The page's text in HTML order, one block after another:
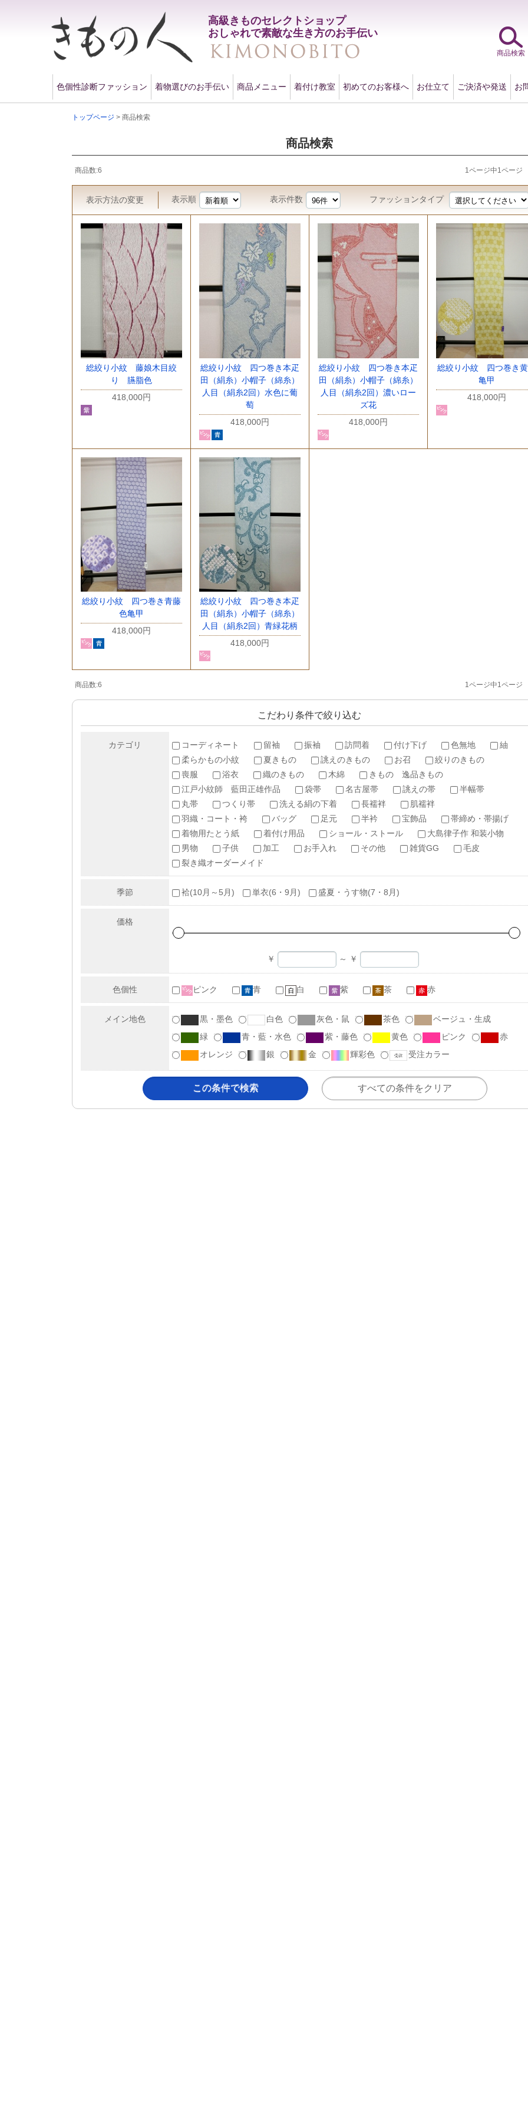
高級きものセレクトショップ
おしゃれで素敵な生き方のお手伝い
色個性診断ファッション 着物選びのお手伝い 商品メニュー 着付け教室 初めてのお客様へ お仕立て ご決済や発送 お
商品検索
トップページ > 商品検索
商品検索
商品数:6 1ページ中1ページ
表示方法の変更 表示順 表示件数 ファッションタイプ
総絞り小紋 藤娘木目絞
り 臙脂色
418,000円
総絞り小紋 四つ巻き本疋
田（絹糸）小帽子（綿糸）
人目（絹糸2回）水色に葡
萄
418,000円
総絞り小紋 四つ巻き本疋
田（絹糸）小帽子（綿糸）
人目（絹糸2回）濃いロー
ズ花
418,000円
総絞り小紋 四つ巻き
亀甲
418,000円
総絞り小紋 四つ巻き青藤
色亀甲
418,000円
総絞り小紋 四つ巻き本疋
田（絹糸）小帽子（綿糸）
人目（絹糸2回）青緑花柄
418,000円
商品数:6 1ページ中1ページ
こだわり条件で絞り込む
カテゴリ コーディネート 留袖 振袖 訪問着 付け下げ 色無地
紬
柔らかもの小紋
夏きもの 誂えのきもの お召
絞りのきもの
喪服
浴衣 織のきもの 木綿
きもの 逸品きもの
江戸小紋師 藍田正雄作品
袋帯 名古屋帯 誂えの帯
半幅帯
丸帯
つくり帯 洗える絹の下着 長襦袢
肌襦袢
羽織・コート・袴
バッグ 足元 半衿 宝飾品
帯締め・帯揚げ
着物用たとう紙
着付け用品 ショール・ストール
大島律子作 和装小物
男物
子供 加工 お手入れ その他 雑貨GG
毛皮
裂き織オーダーメイド
季節 袷(10月～5月) 単衣(6・9月) 盛夏・うす物(7・8月)
価格
￥ ～ ￥
色個性 ピンク 青 白 紫 茶 赤
メイン地色 黒・墨色 白色 灰色・鼠 茶色
ベージュ・生成
緑
青・藍・水色 紫・藤色 黄色 ピンク
赤
オレンジ
銀 金 輝彩色 受注カラー